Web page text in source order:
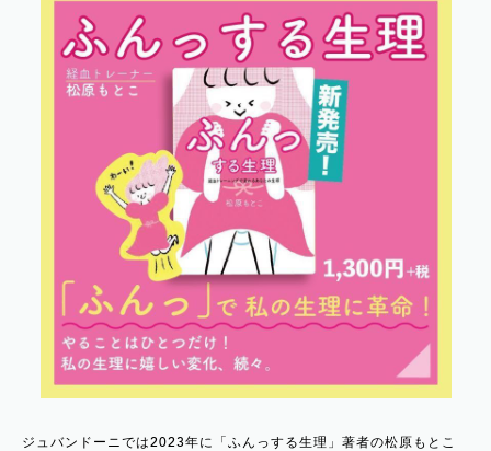
ジュバンドーニでは2023年に「ふんっする生理」著者の松原もとこ